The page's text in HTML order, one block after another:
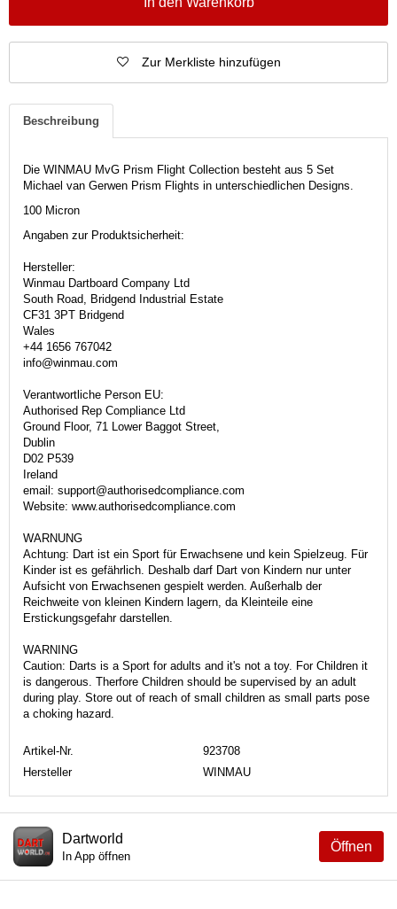
Zur Merkliste hinzufügen
Beschreibung
Die WINMAU MvG Prism Flight Collection besteht aus 5 Set
Michael van Gerwen Prism Flights in unterschiedlichen Designs.
100 Micron
Angaben zur Produktsicherheit:
Hersteller:
Winmau Dartboard Company Ltd
South Road, Bridgend Industrial Estate
CF31 3PT Bridgend
Wales
+44 1656 767042
info@winmau.com
Verantwortliche Person EU:
Authorised Rep Compliance Ltd
Ground Floor, 71 Lower Baggot Street,
Dublin
D02 P539
Ireland
email: support@authorisedcompliance.com
Website: www.authorisedcompliance.com
WARNUNG
Achtung: Dart ist ein Sport für Erwachsene und kein Spielzeug. Für
Kinder ist es gefährlich. Deshalb darf Dart von Kindern nur unter
Aufsicht von Erwachsenen gespielt werden. Außerhalb der
Reichweite von kleinen Kindern lagern, da Kleinteile eine
Erstickungsgefahr darstellen.
WARNING
Caution: Darts is a Sport for adults and it's not a toy. For Children it
is dangerous. Therfore Children should be supervised by an adult
during play. Store out of reach of small children as small parts pose
a choking hazard.
Artikel-Nr.
923708
Hersteller
WINMAU
Öffnen
Dartworld
In App öffnen